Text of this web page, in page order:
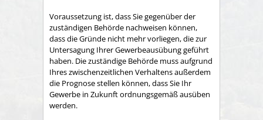
Voraussetzung ist, dass Sie gegenüber der
zuständigen Behörde nachweisen können,
dass die Gründe nicht mehr vorliegen, die zur
Untersagung Ihrer Gewerbeausübung geführt
haben. Die zuständige Behörde muss aufgrund
Ihres zwischenzeitlichen Verhaltens außerdem
die Prognose stellen können, dass Sie Ihr
Gewerbe in Zukunft ordnungsgemäß ausüben
werden.